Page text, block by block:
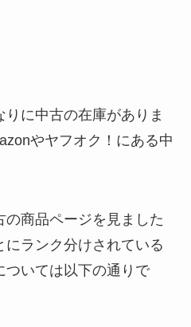
に中古の在庫がありま
やヤフオク！にある中
商品ページを見ました
ランク分けされている
ついては以下の通りで